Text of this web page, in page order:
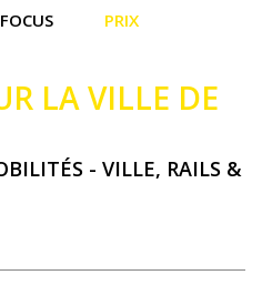
FOCUS PRIX
LA VILLE DE
- VILLE, RAILS &